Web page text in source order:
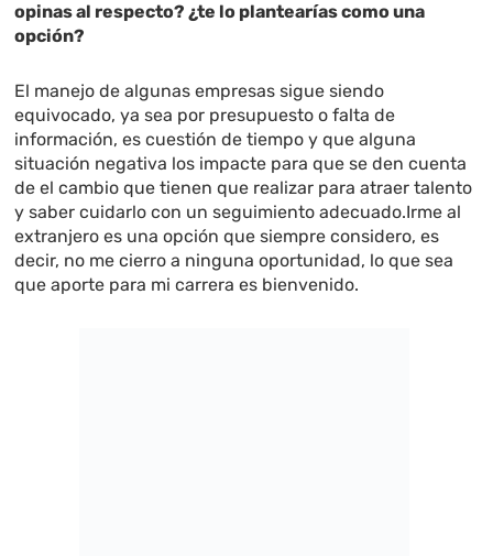
opinas al respecto? ¿te lo plantearías como una
opción?
El manejo de algunas empresas sigue siendo
equivocado, ya sea por presupuesto o falta de
información, es cuestión de tiempo y que alguna
situación negativa los impacte para que se den cuenta
de el cambio que tienen que realizar para atraer talento
y saber cuidarlo con un seguimiento adecuado.Irme al
extranjero es una opción que siempre considero, es
decir, no me cierro a ninguna oportunidad, lo que sea
que aporte para mi carrera es bienvenido.